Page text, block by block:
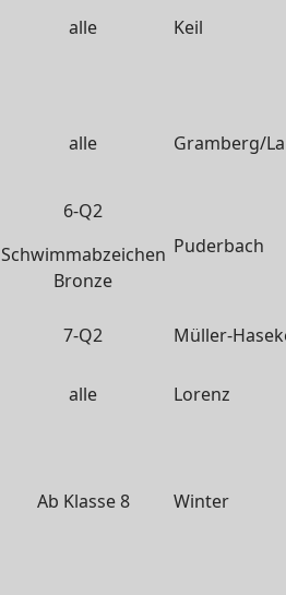
alle Keil
alle Gramberg/
6-Q2
Schwimmabzeichen
Bronze
Puderbach
7-Q2 Müller-
alle Lorenz
Ab Klasse 8 Winter